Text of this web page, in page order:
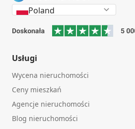
Poland
Usługi
Wycena nieruchomości
Ceny mieszkań
Agencje nieruchomości
Blog nieruchomości